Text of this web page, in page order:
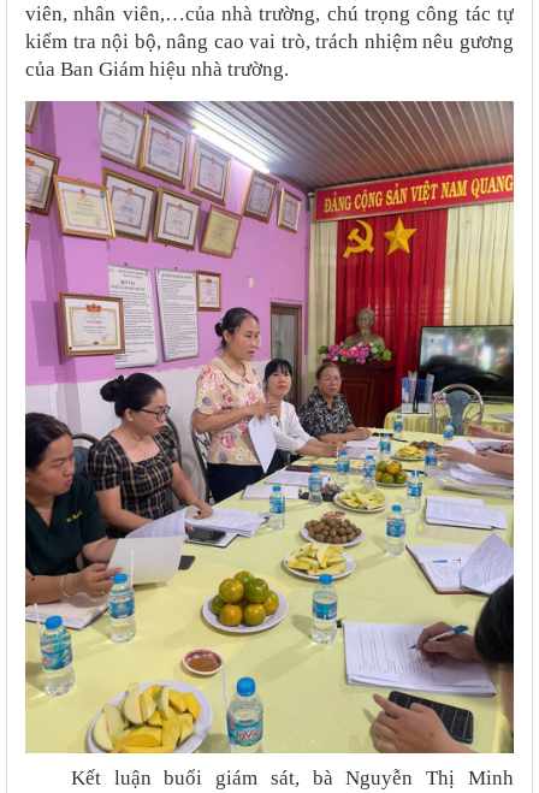
viên, nhân viên,…của nhà trường, chú trọng công tác tự
kiểm tra nội bộ, nâng cao vai trò, trách nhiệm nêu gương
của Ban Giám hiệu nhà trường.
Kết luận buổi giám sát, bà Nguyễn Thị Minh